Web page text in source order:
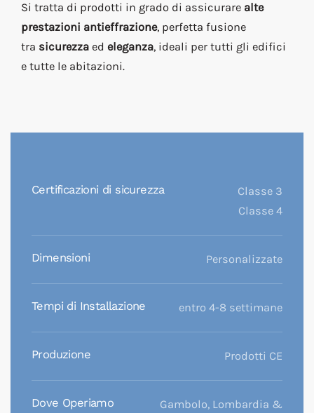
Si tratta di prodotti in grado di assicurare alte
prestazioni antieffrazione, perfetta fusione
tra sicurezza ed eleganza, ideali per tutti gli edifici
e tutte le abitazioni.
Certificazioni di sicurezza
Classe 3
Classe 4
Dimensioni Personalizzate
Tempi di Installazione entro 4-8 settimane
Produzione Prodotti CE
Dove Operiamo
Gambolo, Lombardia &